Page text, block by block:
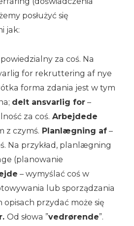
posłużyć się
jak:
za coś. Na
for rekruttering af nye
forma zdania jest w tym
delt ansvarlig for –
za coś. Arbejdede
z czymś. Planlægning af –
Na przykład, planlægning
(planowanie
– wymyślać coś w
lub sporządzania
opisach przydać może się
Od słowa ”vedrørende”.